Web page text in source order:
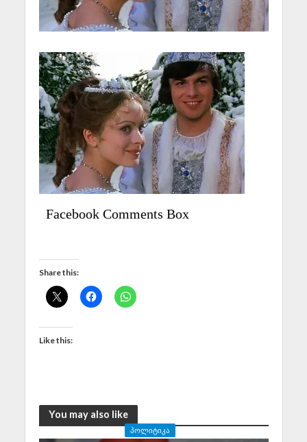
Facebook Comments Box
Share this:
Like this:
You may also like
ᲞᲝᲚᲘᲢᲘᲙᲐ